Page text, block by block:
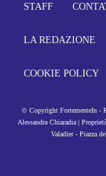
STAFF
LA REDAZIONE
COOKIE POLICY
© Copyright FortementeIn -
Alessandra Chiaradia |
Valadier - Piazza